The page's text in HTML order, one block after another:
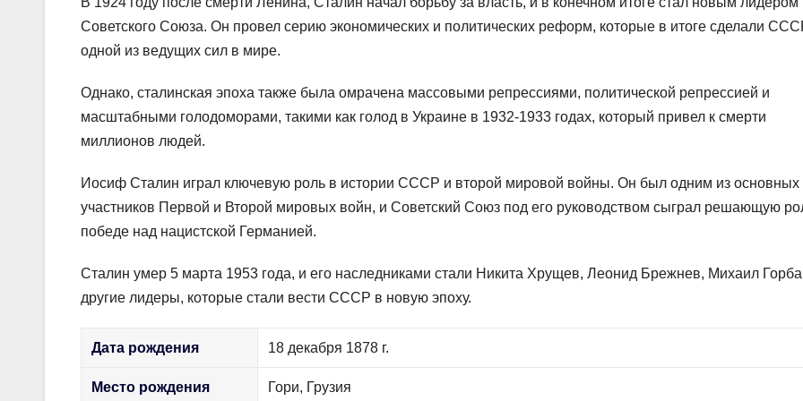
Советского Союза. Он провел серию экономических и политических реформ, которые в итоге сделали
одной из ведущих сил в мире.
Однако, сталинская эпоха также была омрачена массовыми репрессиями, политической репрессией и
масштабными голодоморами, такими как голод в Украине в 1932-1933 годах, который привел к смерти
миллионов людей.
Иосиф Сталин играл ключевую роль в истории СССР и второй мировой войны. Он был одним из основных
участников Первой и Второй мировых войн, и Советский Союз под его руководством сыграл решающую
победе над нацистской Германией.
Сталин умер 5 марта 1953 года, и его наследниками стали Никита Хрущев, Леонид Брежнев, Михаил
другие лидеры, которые стали вести СССР в новую эпоху.
Дата рождения 18 декабря 1878 г.
Место рождения Гори, Грузия